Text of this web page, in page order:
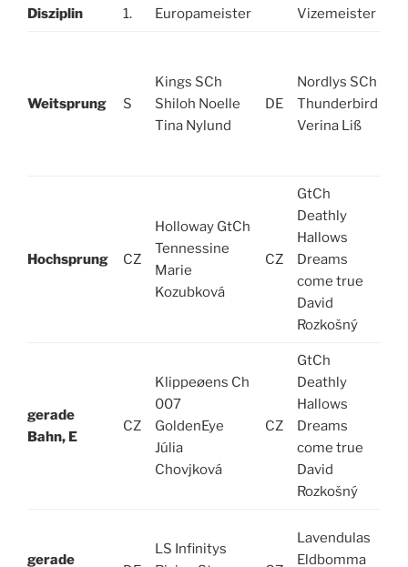
Disziplin 1. Europameister Vizemeister
Weitsprung S
Kings SCh
Shiloh Noelle
Tina Nylund
DE
Nordlys SCh
Thunderbird
Verina Liß
Hochsprung CZ
Holloway GtCh
Tennessine
Marie
Kozubková
CZ
GtCh
Deathly
Hallows
Dreams
come true
David
Rozkošný
gerade
Bahn, E
CZ
Klippeøens Ch
007
GoldenEye
Júlia
Chovjková
CZ
GtCh
Deathly
Hallows
Dreams
come true
David
Rozkošný
gerade
LS Infinitys
Lavendulas
Eldbomma